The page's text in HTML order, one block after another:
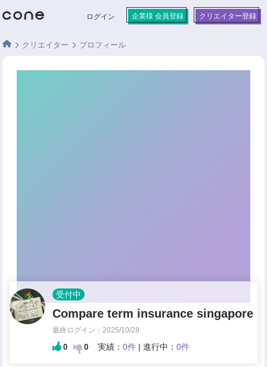
ログイン 企業様 会員登録 クリエイター登録
クリエイター プロフィール
受付中
Compare term insurance singapore
最終ログイン：2025/10/28
0 0 実績：0件 | 進行中：0件